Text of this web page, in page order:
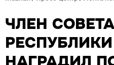
ЧЛЕН СОВЕТА